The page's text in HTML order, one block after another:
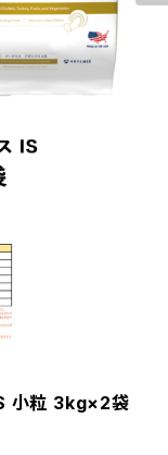
S 小粒 3kg×2袋